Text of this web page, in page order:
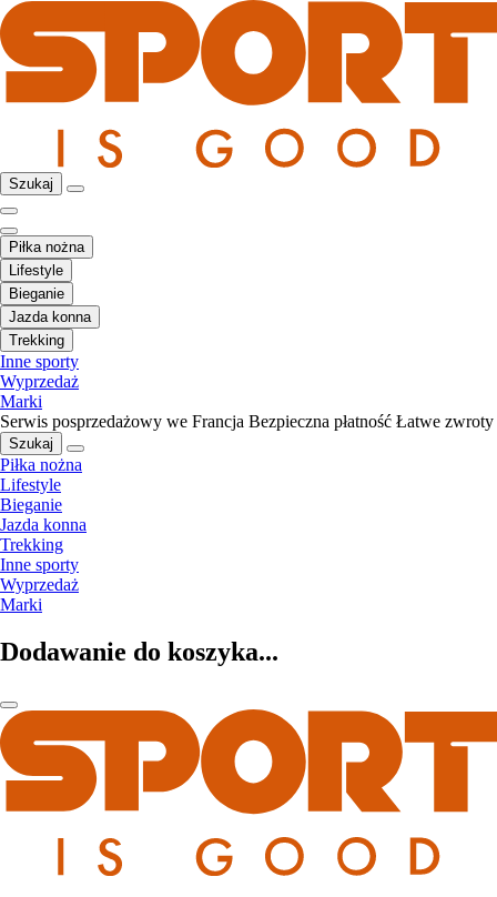
Szukaj
Piłka nożna
Lifestyle
Bieganie
Jazda konna
Trekking
Inne sporty
Wyprzedaż
Marki
Serwis posprzedażowy we Francja Bezpieczna płatność Łatwe zwroty
Szukaj
Piłka nożna
Lifestyle
Bieganie
Jazda konna
Trekking
Inne sporty
Wyprzedaż
Marki
Dodawanie do koszyka...